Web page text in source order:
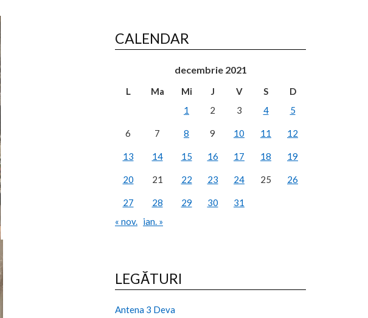
CALENDAR
decembrie 2021
L Ma Mi J V S
D
1
2 3 4 5
6 7 8 9 10 11 12
13 14 15 16 17 18 19
20 21 22 23 24 25 26
27 28 29 30
31
« nov. ian. »
LEGĂTURI
Antena 3 Deva